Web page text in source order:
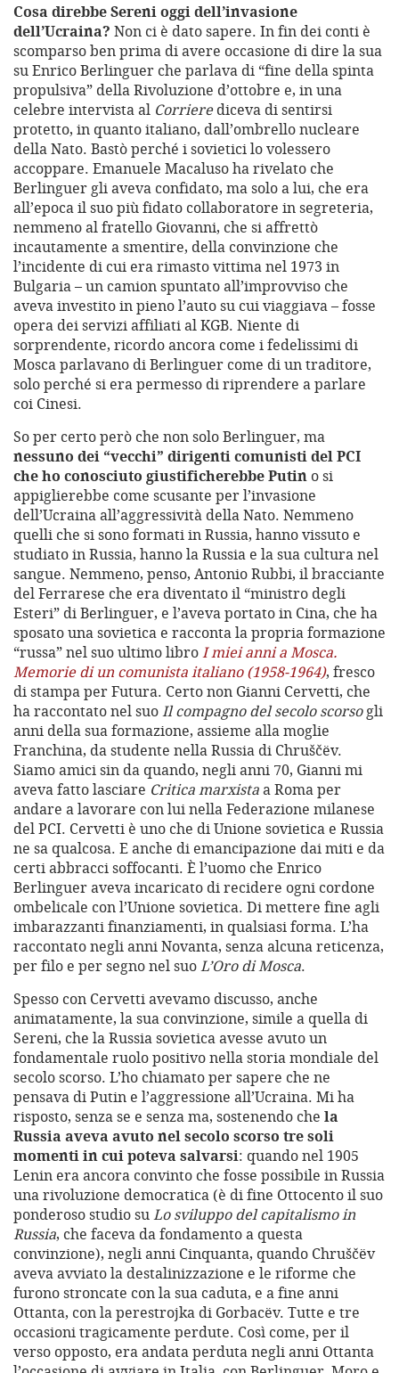
Cosa direbbe Sereni oggi dell’invasione
dell’Ucraina? Non ci è dato sapere. In fin dei conti è
scomparso ben prima di avere occasione di dire la sua
su Enrico Berlinguer che parlava di “fine della spinta
propulsiva” della Rivoluzione d’ottobre e, in una
celebre intervista al Corrierediceva di sentirsi
protetto, in quanto italiano, dall’ombrello nucleare
della Nato. Bastò perché i sovietici lo volessero
accoppare. Emanuele Macaluso ha rivelato che
Berlinguer gli aveva confidato, ma solo a lui, che era
all’epoca il suo più fidato collaboratore in segreteria,
nemmeno al fratello Giovanni, che si affrettò
incautamente a smentire, della convinzione che
l’incidente di cui era rimasto vittima nel 1973 in
Bulgaria – un camion spuntato all’improvviso che
aveva investito in pieno l’auto su cui viaggiava – fosse
opera dei servizi affiliati al KGB. Niente di
sorprendente, ricordo ancora come i fedelissimi di
Mosca parlavano di Berlinguer come di un traditore,
solo perché si era permesso di riprendere a parlare
coi Cinesi.
So per certo però che non solo Berlinguer, ma
nessuno dei “vecchi” dirigenti comunisti del PCI
che ho conosciuto giustificherebbe Putin o si
appiglierebbe come scusante per l’invasione
dell’Ucraina all’aggressività della Nato. Nemmeno
quelli che si sono formati in Russia, hanno vissuto e
studiato in Russia, hanno la Russia e la sua cultura nel
sangue. Nemmeno, penso, Antonio Rubbi, il bracciante
del Ferrarese che era diventato il “ministro degli
Esteri” di Berlinguer, e l’aveva portato in Cina, che ha
sposato una sovietica e racconta la propria formazione
“russa” nel suo ultimo libroI miei anni a Mosca.
Memorie di un comunista italiano (1958-1964), fresco
di stampa per Futura. Certo non Gianni Cervetti, che
ha raccontato nel suoIl compagno del secolo scorsogli
anni della sua formazione, assieme alla moglie
Franchina, da studente nella Russia di Chruščëv.
Siamo amici sin da quando, negli anni 70, Gianni mi
aveva fatto lasciare Critica marxistaa Roma per
andare a lavorare con lui nella Federazione milanese
del PCI. Cervetti è uno che di Unione sovietica e Russia
ne sa qualcosa. E anche di emancipazione dai miti e da
certi abbracci soffocanti. È l’uomo che Enrico
Berlinguer aveva incaricato di recidere ogni cordone
ombelicale con l’Unione sovietica. Di mettere fine agli
imbarazzanti finanziamenti, in qualsiasi forma. L’ha
raccontato negli anni Novanta, senza alcuna reticenza,
per filo e per segno nel suoL’Oro di Mosca.
Spesso con Cervetti avevamo discusso, anche
animatamente, la sua convinzione, simile a quella di
Sereni, che la Russia sovietica avesse avuto un
fondamentale ruolo positivo nella storia mondiale del
secolo scorso. L’ho chiamato per sapere che ne
pensava di Putin e l’aggressione all’Ucraina. Mi ha
risposto, senza se e senza ma, sostenendo che la
Russia aveva avuto nel secolo scorso tre soli
momenti in cui poteva salvarsi: quando nel 1905
Lenin era ancora convinto che fosse possibile in Russia
una rivoluzione democratica (è di fine Ottocento il suo
ponderoso studio suLo sviluppo del capitalismo in
Russia, che faceva da fondamento a questa
convinzione), negli anni Cinquanta, quando Chruščëv
aveva avviato la destalinizzazione e le riforme che
furono stroncate con la sua caduta, e a fine anni
Ottanta, con la perestrojka di Gorbacëv. Tutte e tre
occasioni tragicamente perdute. Così come, per il
verso opposto, era andata perduta negli anni Ottanta